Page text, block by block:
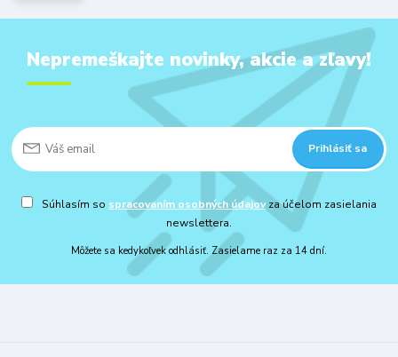
Nepremeškajte novinky, akcie a zľavy!
Prihlásiť sa
Súhlasím so spracovaním osobných údajovza účelom zasielania
newslettera.
Môžete sa kedykoľvek odhlásiť. Zasielame raz za 14 dní.